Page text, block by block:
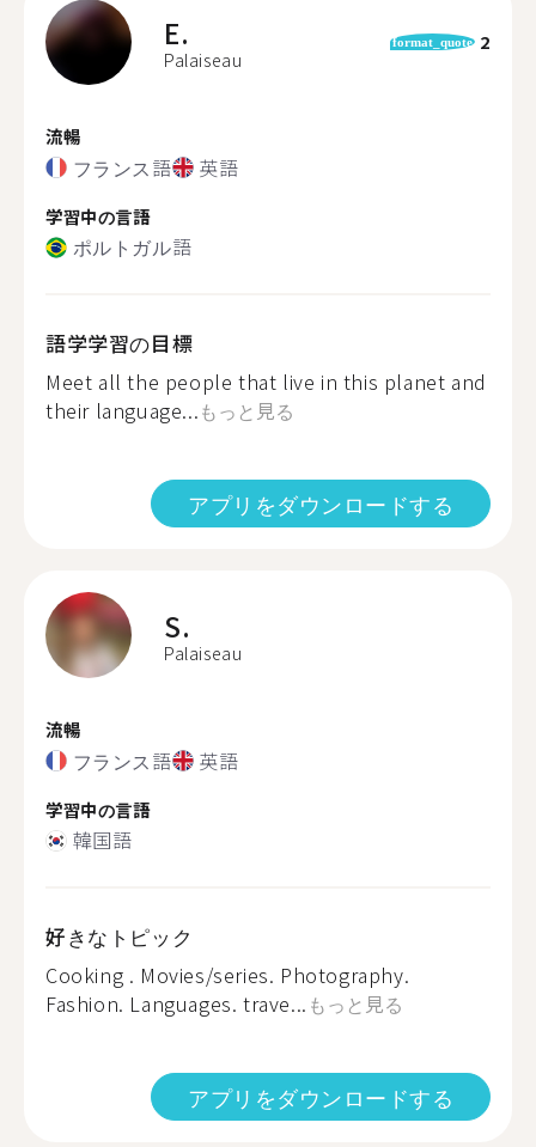
E.
Palaiseau
format_quote 2
流暢
フランス語 英語
学習中の言語
ポルトガル語
語学学習の目標
Meet all the people that live in this planet and
their language...もっと見る
アプリをダウンロードする
S.
Palaiseau
流暢
フランス語 英語
学習中の言語
韓国語
好きなトピック
Cooking . Movies/series. Photography.
Fashion. Languages. trave... もっと見る
アプリをダウンロードする